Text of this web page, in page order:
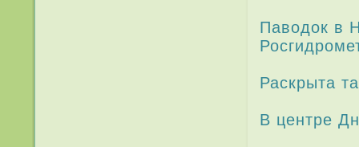
Паводок в
Раскрыта
В центре